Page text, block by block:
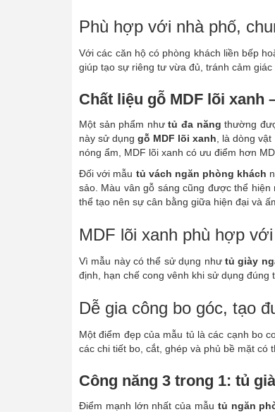
Phù hợp với nhà phố,
Với các căn hộ có phòng khách liền bếp
giúp tạo sự riêng tư vừa đủ, tránh cảm
Chất liệu gỗ MDF lõi xanh
Một sản phẩm nhưtủ đa năng thường
này sử dụnggỗ MDF lõi xanh , là dòng
nóng ẩm, MDF lõi xanh có ưu điểm hơn
Đối với mẫu tủ vách ngăn phòng khách
sảo. Màu vân gỗ sáng cũng được thể
thể tạo nên sự cân bằng giữa hiện đại và
MDF lõi xanh phù hợp
Vì mẫu này có thể sử dụng như tủ giày
định, hạn chế cong vênh khi sử dụng
Dễ gia công bo góc, tạo
Một điểm đẹp của mẫu tủ là các cạnh bo
các chi tiết bo, cắt, ghép và phủ bề mặt có
Công năng 3 trong 1: tủ
Điểm mạnh lớn nhất của mẫu tủ ngăn